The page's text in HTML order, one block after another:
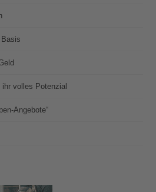
volles Potenzial
Angebote“